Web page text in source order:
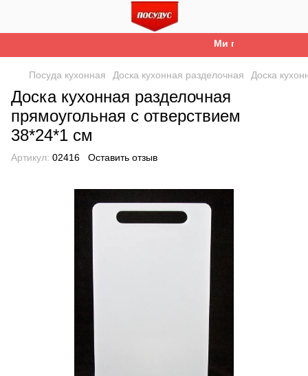
Ми працюємо. Все
Посуда кухонная Доска кухонная разделочная Доска
Доска кухонная разделочная
прямоугольная с отверствием
38*24*1 см
Артикул: 02416 Оставить отзыв